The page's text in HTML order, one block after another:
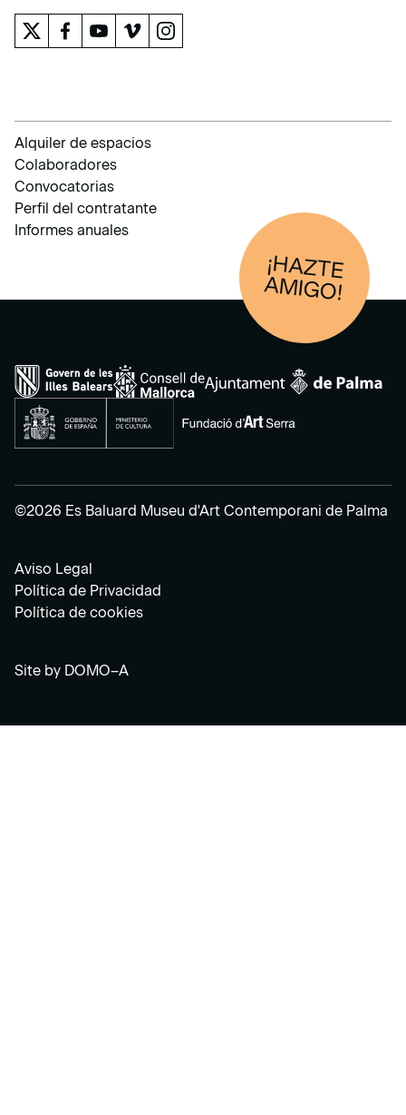
Alquiler de espacios
Colaboradores
Convocatorias
Perfil del contratante
Informes anuales
¡HAZTE
AM
IGO!
©2026 Es Baluard Museu d'Art Contemporani de Palma
Aviso Legal
Política de Privacidad
Política de cookies
Site by DOMO–A